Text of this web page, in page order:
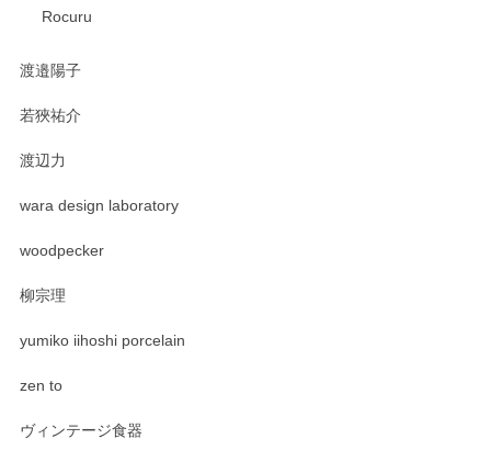
Rocuru
渡邉陽子
若狹祐介
渡辺力
wara design laboratory
woodpecker
柳宗理
yumiko iihoshi porcelain
zen to
ヴィンテージ食器